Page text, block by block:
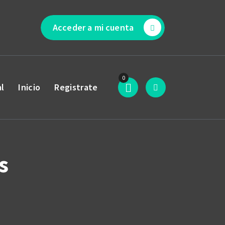
Acceder a mi cuenta
Inicio Registrate
0